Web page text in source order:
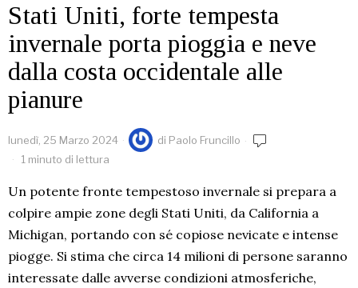
Stati Uniti, forte tempesta
invernale porta pioggia e neve
dalla costa occidentale alle
pianure
lunedì, 25 Marzo 2024 di Paolo Fruncillo
1 minuto di lettura
Un potente fronte tempestoso invernale si prepara a
colpire ampie zone degli Stati Uniti, da California a
Michigan, portando con sé copiose nevicate e intense
piogge. Si stima che circa 14 milioni di persone saranno
interessate dalle avverse condizioni atmosferiche,